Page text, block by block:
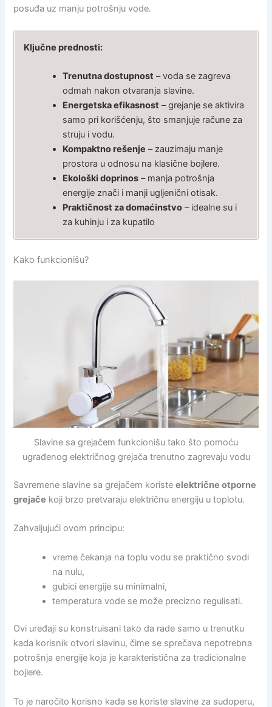
posuđa uz manju potrošnju vode.
Ključne prednosti:
Trenutna dostupnost– voda se zagreva
odmah nakon otvaranja slavine.
Energetska efikasnost– grejanje se aktivira
samo pri korišćenju, što smanjuje račune za
struju i vodu.
Kompaktno rešenje – zauzimaju manje
prostora u odnosu na klasične bojlere.
Ekološki doprinos– manja potrošnja
energije znači i manji ugljenični otisak.
Praktičnost za domaćinstvo– idealne su i
za kuhinju i za kupatilo
Kako funkcionišu?
Slavine sa grejačem funkcionišu tako što pomoću
ugrađenog električnog grejača trenutno zagrevaju vodu
Savremene slavine sa grejačem koristeelektrične otporne
grejače koji brzo pretvaraju električnu energiju u toplotu.
Zahvaljujući ovom principu:
vreme čekanja na toplu vodu se praktično svodi
na nulu,
gubici energije su minimalni,
temperatura vode se može precizno regulisati.
Ovi uređaji su konstruisani tako da rade samo u trenutku
kada korisnik otvori slavinu, čime se sprečava nepotrebna
potrošnja energije koja je karakteristična za tradicionalne
bojlere.
To je naročito korisno kada se koriste slavine za sudoperu,